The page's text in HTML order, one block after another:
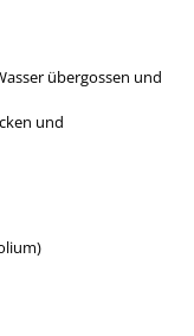
übergossen und
und